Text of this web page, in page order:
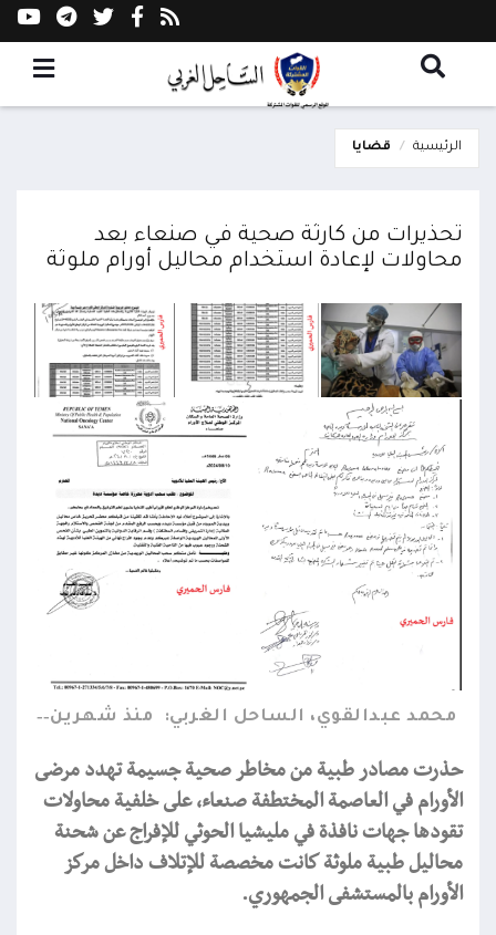
الرئيسية قضايا
تحذيرات من كارثة صحية في صنعاء بعد
محاولات لإعادة استخدام محاليل أورام ملوثة
محمد عبدالقوي، الساحل الغربي: منذ شهرين
حذرت مصادر طبية من مخاطر صحية جسيمة تهدد مرضى
الأورام في العاصمة المختطفة صنعاء، على خلفية محاولات
تقودها جهات نافذة في مليشيا الحوثي للإفراج عن شحنة
محاليل طبية ملوثة كانت مخصصة للإتلاف داخل مركز
الأورام بالمستشفى الجمهوري.